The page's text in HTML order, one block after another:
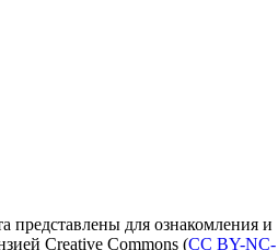
представлены для ознакомления и
Creative Commons (CC BY-NC-